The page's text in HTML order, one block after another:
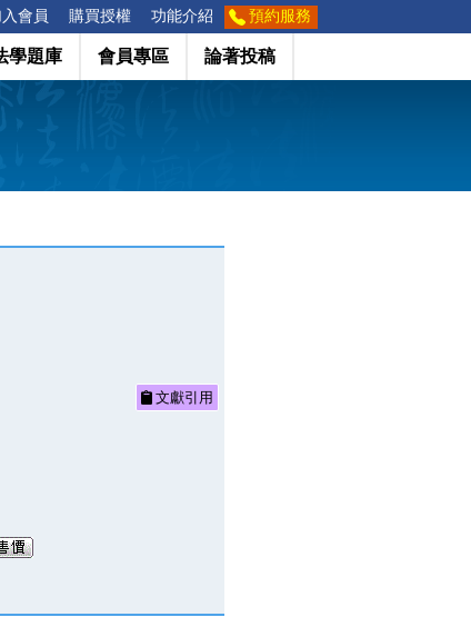
會員 購買授權 功能介紹 預約服務
學題庫 會員專區 論著投稿
文獻引用